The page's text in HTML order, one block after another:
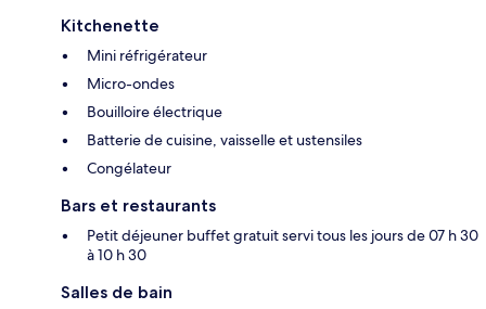
Kitchenette
Mini réfrigérateur
Micro-ondes
Bouilloire électrique
Batterie de cuisine, vaisselle et ustensiles
Congélateur
Bars et restaurants
Petit déjeuner buffet gratuit servi tous les jours de 07 h 30
à 10 h 30
Salles de bain